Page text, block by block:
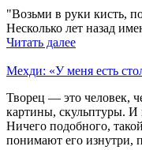
"Возьми в руки кисть,
Несколько лет назад
Читать далее
Мехди: «У меня есть
Творец — это человек,
картины, скульптуры. И
Ничего подобного, такой
понимают его изнутри,